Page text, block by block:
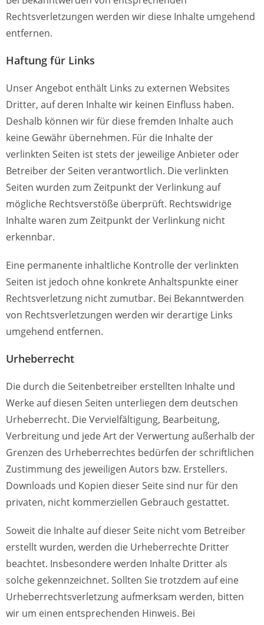
Rechtsverletzungen werden wir diese Inhalte umgehend
entfernen.
Haftung für Links
Unser Angebot enthält Links zu externen Websites
Dritter, auf deren Inhalte wir keinen Einfluss haben.
Deshalb können wir für diese fremden Inhalte auch
keine Gewähr übernehmen. Für die Inhalte der
verlinkten Seiten ist stets der jeweilige Anbieter oder
Betreiber der Seiten verantwortlich. Die verlinkten
Seiten wurden zum Zeitpunkt der Verlinkung auf
mögliche Rechtsverstöße überprüft. Rechtswidrige
Inhalte waren zum Zeitpunkt der Verlinkung nicht
erkennbar.
Eine permanente inhaltliche Kontrolle der verlinkten
Seiten ist jedoch ohne konkrete Anhaltspunkte einer
Rechtsverletzung nicht zumutbar. Bei Bekanntwerden
von Rechtsverletzungen werden wir derartige Links
umgehend entfernen.
Urheberrecht
Die durch die Seitenbetreiber erstellten Inhalte und
Werke auf diesen Seiten unterliegen dem deutschen
Urheberrecht. Die Vervielfältigung, Bearbeitung,
Verbreitung und jede Art der Verwertung außerhalb der
Grenzen des Urheberrechtes bedürfen der schriftlichen
Zustimmung des jeweiligen Autors bzw. Erstellers.
Downloads und Kopien dieser Seite sind nur für den
privaten, nicht kommerziellen Gebrauch gestattet.
Soweit die Inhalte auf dieser Seite nicht vom Betreiber
erstellt wurden, werden die Urheberrechte Dritter
beachtet. Insbesondere werden Inhalte Dritter als
solche gekennzeichnet. Sollten Sie trotzdem auf eine
Urheberrechtsverletzung aufmerksam werden, bitten
wir um einen entsprechenden Hinweis. Bei